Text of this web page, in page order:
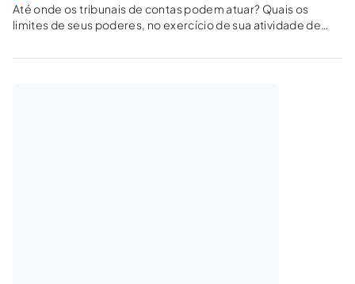
Até onde os tribunais de contas podem atuar? Quais os
limites de seus poderes, no exercício de sua atividade de